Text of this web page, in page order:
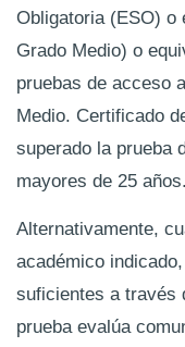
Obligatoria (ESO) o
Grado Medio) o
pruebas de acceso
Medio. Certificado
superado la prueba
mayores de 25 años.
Alternativamente,
académico
suficientes a través
prueba evalúa